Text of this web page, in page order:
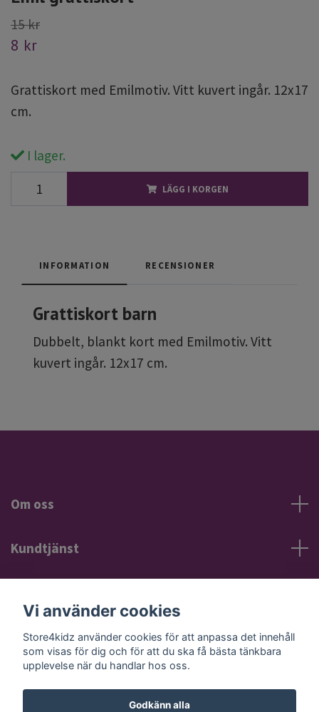
15 kr
8 kr
Grattiskort med Emilmotiv. Vitt kuvert ingår. 12x17
cm.
I lager.
LÄGG I KORGEN
INFORMATION RECENSIONER
Grattiskort barn
Dubbelt, blankt kort med Emilmotiv. Vitt
kuvert ingår. 12x17 cm.
Om oss
Kundtjänst
Sociala medier
Vi använder cookies
Store4kidz använder cookies för att anpassa det innehåll
som visas för dig och för att du ska få bästa tänkbara
upplevelse när du handlar hos oss.
Godkänn alla